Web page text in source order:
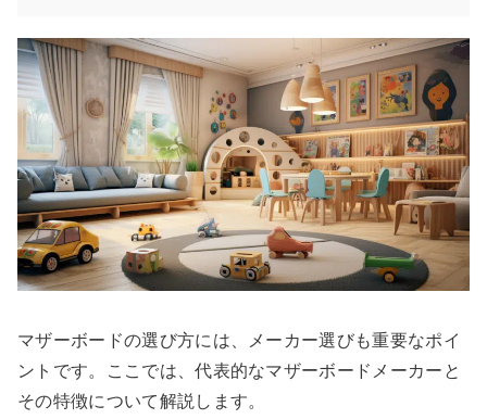
マザーボードの選び方には、メーカー選びも重要なポイ
ントです。ここでは、代表的なマザーボードメーカーと
その特徴について解説します。